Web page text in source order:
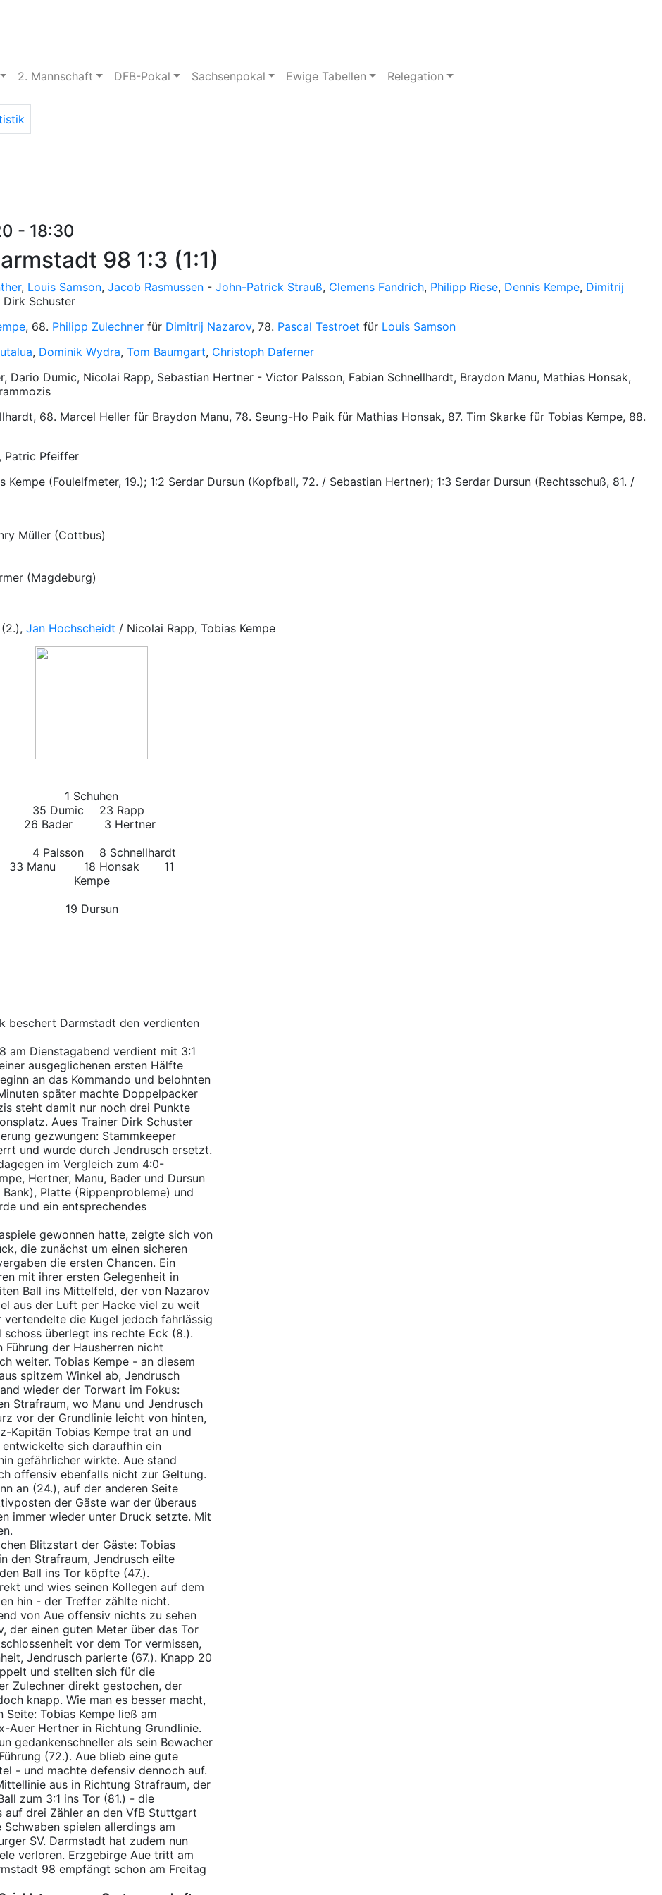
2. Mannschaft DFB-Pokal Sachsenpokal Ewige Tabellen Relegation
- 18:30
98 1:3 (1:1)
, Louis Samson, Jacob Rasmussen - John-Patrick Strauß, Clemens Fandrich, Philipp Riese, Dennis Kempe, Dimitrij
Dirk Schuster
, 68. Philipp Zulechner für Dimitrij Nazarov, 78. Pascal Testroet für Louis Samson
, Dominik Wydra, Tom Baumgart, Christoph Daferner
Dario Dumic, Nicolai Rapp, Sebastian Hertner - Victor Palsson, Fabian Schnellhardt, Braydon Manu, Mathias Honsak,
68. Marcel Heller für Braydon Manu, 78. Seung-Ho Paik für Mathias Honsak, 87. Tim Skarke für Tobias Kempe, 88.
Patric Pfeiffer
Kempe (Foulelfmeter, 19.); 1:2 Serdar Dursun (Kopfball, 72. / Sebastian Hertner); 1:3 Serdar Dursun (Rechtsschuß, 81. /
Müller (Cottbus)
(Magdeburg)
(2.), Jan Hochscheidt / Nicolai Rapp, Tobias Kempe
1 Schuhen
35 Dumic
23 Rapp
26 Bader
3 Hertner
4 Palsson
8 Schnellhardt
33 Manu 18 Honsak 11
Kempe
19 Dursun
beschert Darmstadt den verdienten
am Dienstagabend verdient mit 3:1
ausgeglichenen ersten Hälfte
an das Kommando und belohnten
später machte Doppelpacker
steht damit nur noch drei Punkte
Aues Trainer Dirk Schuster
gezwungen: Stammkeeper
und wurde durch Jendrusch ersetzt.
im Vergleich zum 4:0-
Hertner, Manu, Bader und Dursun
Platte (Rippenprobleme) und
und ein entsprechendes
gewonnen hatte, zeigte sich von
die zunächst um einen sicheren
die ersten Chancen. Ein
mit ihrer ersten Gelegenheit in
Ball ins Mittelfeld, der von Nazarov
aus der Luft per Hacke viel zu weit
die Kugel jedoch fahrlässig
überlegt ins rechte Eck (8.).
der Hausherren nicht
weiter. Tobias Kempe - an diesem
spitzem Winkel ab, Jendrusch
wieder der Torwart im Fokus:
Strafraum, wo Manu und Jendrusch
vor der Grundlinie leicht von hinten,
Kapitän Tobias Kempe trat an und
sich daraufhin ein
gefährlicher wirkte. Aue stand
offensiv ebenfalls nicht zur Geltung.
an (24.), auf der anderen Seite
der Gäste war der überaus
immer wieder unter Druck setzte. Mit
Blitzstart der Gäste: Tobias
den Strafraum, Jendrusch eilte
Ball ins Tor köpfte (47.).
und wies seinen Kollegen auf dem
hin - der Treffer zählte nicht.
von Aue offensiv nichts zu sehen
der einen guten Meter über das Tor
vor dem Tor vermissen,
Jendrusch parierte (67.). Knapp 20
und stellten sich für die
Zulechner direkt gestochen, der
knapp. Wie man es besser macht,
Tobias Kempe ließ am
Auer Hertner in Richtung Grundlinie.
gedankenschneller als sein Bewacher
(72.). Aue blieb eine gute
- und machte defensiv dennoch auf.
aus in Richtung Strafraum, der
zum 3:1 ins Tor (81.) - die
auf drei Zähler an den VfB Stuttgart
spielen allerdings am
SV. Darmstadt hat zudem nun
verloren. Erzgebirge Aue tritt am
98 empfängt schon am Freitag